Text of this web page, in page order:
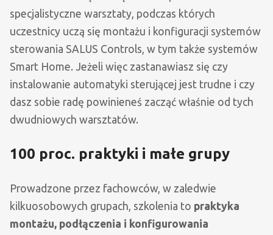
specjalistyczne warsztaty, podczas których
uczestnicy uczą się montażu i konfiguracji systemów
sterowania SALUS Controls, w tym także systemów
Smart Home. Jeżeli więc zastanawiasz się czy
instalowanie automatyki sterującej jest trudne i czy
dasz sobie radę powinieneś zacząć właśnie od tych
dwudniowych warsztatów.
100 proc. praktyki i małe grupy
Prowadzone przez fachowców, w zaledwie
kilkuosobowych grupach, szkolenia to praktyka
montażu, podłączenia i konfigurowania